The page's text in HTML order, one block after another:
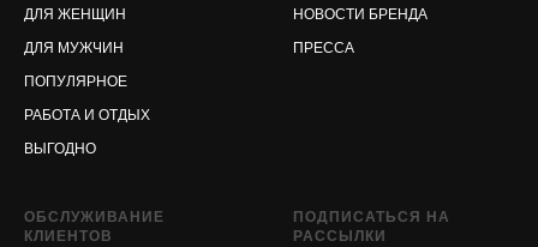
ДЛЯ ЖЕНЩИН
ДЛЯ МУЖЧИН
ПОПУЛЯРНОЕ
РАБОТА И ОТДЫХ
ВЫГОДНО
НОВОСТИ БРЕНДА
ПРЕССА
ОБСЛУЖИВАНИЕ
КЛИЕНТОВ
ПОДПИСАТЬСЯ НА
РАССЫЛКИ